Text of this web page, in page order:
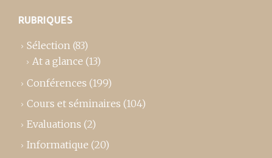
RUBRIQUES
Sélection (83)
At a glance (13)
Conférences (199)
Cours et séminaires (104)
Evaluations (2)
Informatique (20)